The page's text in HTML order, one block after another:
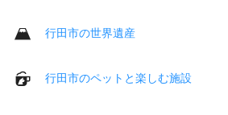
行田市の世界遺産
行田市のペットと楽しむ施設